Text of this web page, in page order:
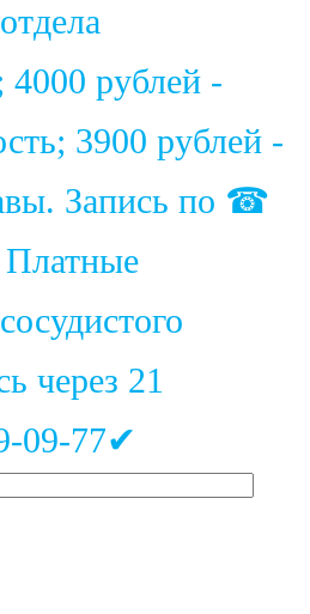
4000 рублей -
3900 рублей -
Запись по ☎
через 21
09-77✔